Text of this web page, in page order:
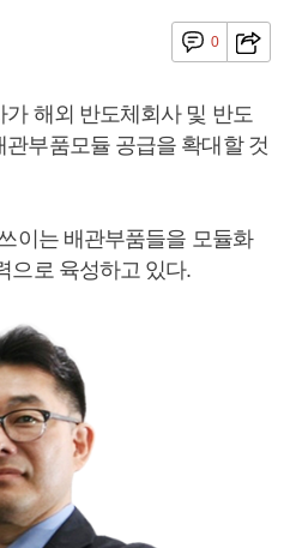
0
해외 반도체회사 및 반도
부품모듈 공급을 확대할 것
이는 배관부품들을 모듈화
으로 육성하고 있다.